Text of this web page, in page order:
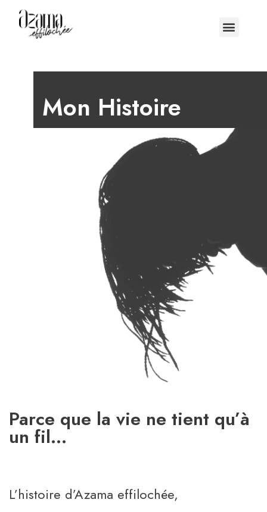
Mon Histoire
Parce que la vie ne tient qu’à
un fil...
L’histoire d’Azama effilochée,